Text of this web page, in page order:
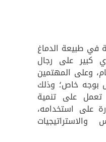
في طبيعة الدماغ
كبير على رجال
وعلى المهتمين
بوجه خاص؛ وذلك
على تنمية
على استخدامه،